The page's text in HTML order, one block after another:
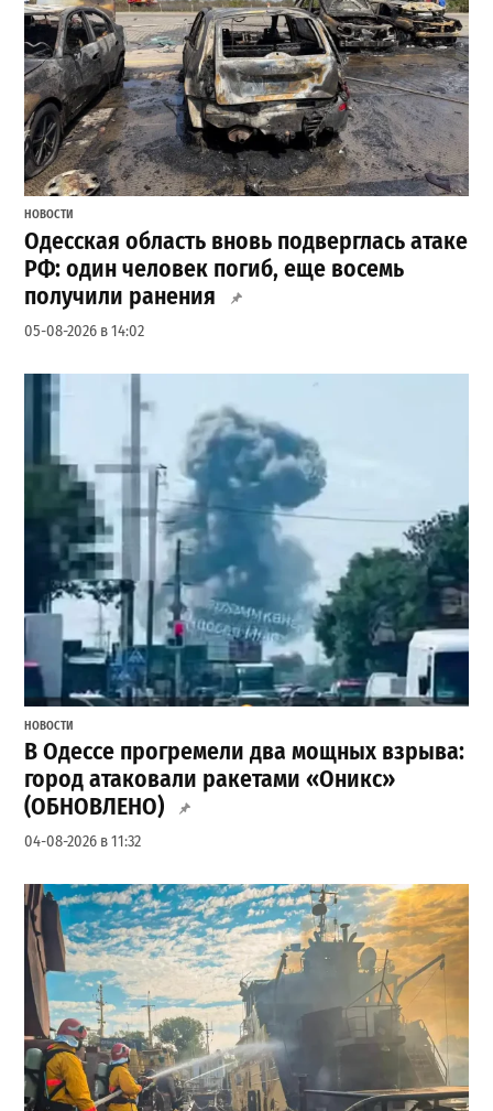
НОВОСТИ
Одесская область вновь подверглась атаке
РФ: один человек погиб, еще восемь
получили ранения
05-08-2026 в 14:02
НОВОСТИ
В Одессе прогремели два мощных взрыва:
город атаковали ракетами «Оникс»
(ОБНОВЛЕНО)
04-08-2026 в 11:32